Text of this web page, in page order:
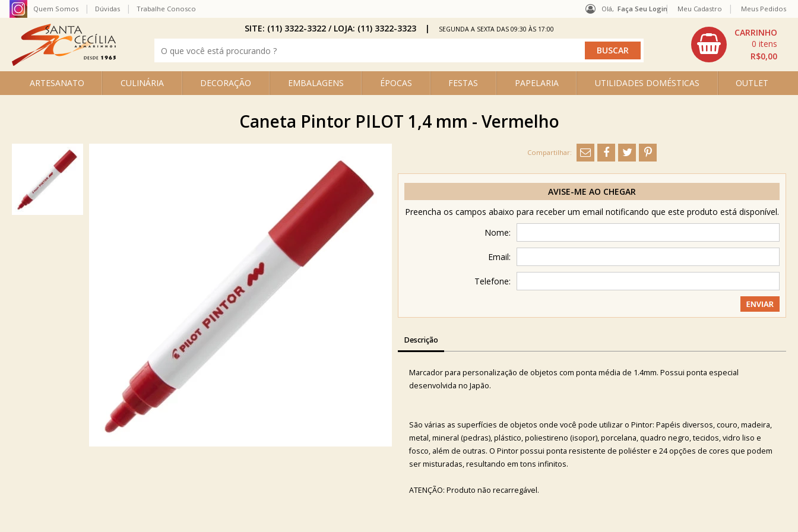
Olá, Faça Seu Login
ARTESANATO CULINÁRIA DECORAÇÃO EMBALAGENS ÉPOCAS FESTAS PAPELARIA UTILIDADES DOMÉSTICAS OUTLET
R$0,00
0
Quem Somos Dúvidas Trabalhe Conosco Meu Cadastro Meus Pedidos
SITE: (11) 3322-3322 / LOJA: (11) 3322-3323 SEGUNDA A SEXTA DAS 09:30 ÀS 17:00
Caneta Pintor PILOT 1,4 mm - Vermelho
AVISE-ME AO CHEGAR
Preencha os campos abaixo para receber um email notificando que este produto está disponível.
Nome:
Email:
Telefone:
Descrição
Marcador para personalização de objetos com ponta média de 1.4mm. Possui ponta especial
desenvolvida no Japão.
São várias as superfícies de objetos onde você pode utilizar o Pintor: Papéis diversos, couro, madeira,
metal, mineral (pedras), plástico, poliestireno (isopor), porcelana, quadro negro, tecidos, vidro liso e
fosco, além de outras. O Pintor possui ponta resistente de poliéster e 24 opções de cores que podem
ser misturadas, resultando em tons infinitos.
ATENÇÃO: Produto não recarregável.